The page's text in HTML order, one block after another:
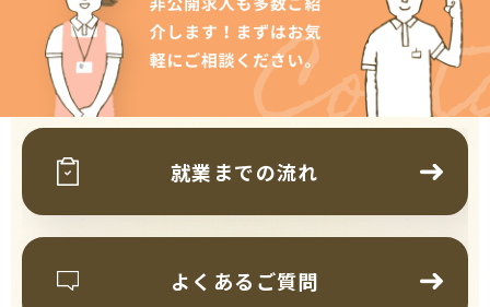
就業までの流れ
よくあるご質問